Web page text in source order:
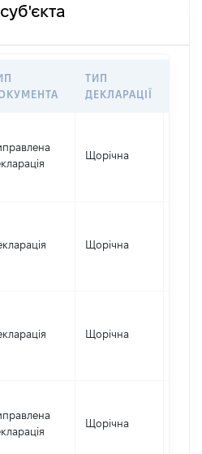
ТИП
ДЕКЛАРАЦІЇ
Щорічна
Щорічна
Щорічна
Щорічна